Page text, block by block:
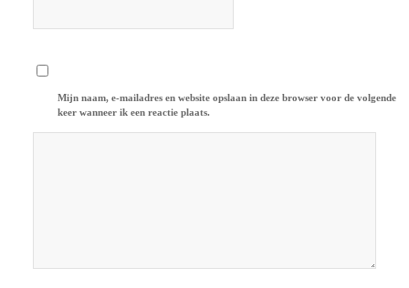
Mijn naam, e-mailadres en website opslaan in deze browser voor de volgende
keer wanneer ik een reactie plaats.